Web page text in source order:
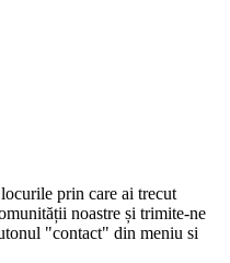
prin care ai trecut
noastre și trimite-ne
"contact" din meniu si